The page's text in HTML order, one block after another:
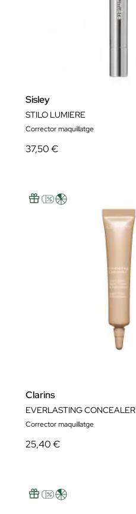
Sisley
STILO LUMIERE
Corrector maquillatge
37,50 €
Clarins
EVERLASTING CONCEALER
Corrector maquillatge
25,40 €